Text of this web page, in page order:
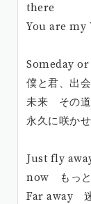
there
You are my
Someday
僕と君、出
未来 その
永久に咲か
Just fly
now もっと
Far away